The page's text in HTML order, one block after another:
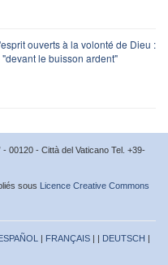
ouverts à la volonté de Dieu :
le buisson ardent"
00120 - Città del Vaticano Tel. +39-
sous Licence Creative Commons
| FRANÇAIS | | DEUTSCH |